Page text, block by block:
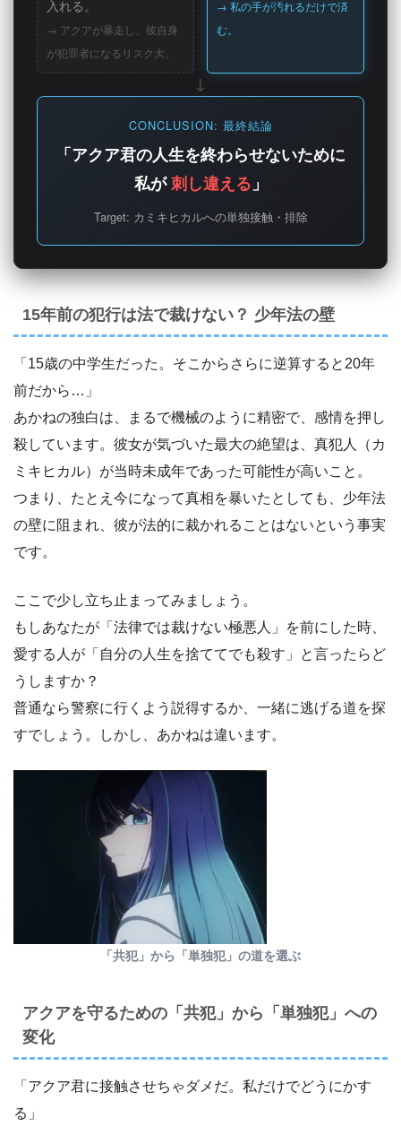
入れる。
→ アクアが暴走し、彼自身
が犯罪者になるリスク大。
→ 私の手が汚れるだけで済
む。
CONCLUSION: 最終結論
「アクア君の人生を終わらせないために
私が刺し違える 」
Target: カミキヒカルへの単独接触・排除
15年前の犯行は法で裁けない？ 少年法の壁
「15歳の中学生だった。そこからさらに逆算すると20年
前だから…」
あかねの独白は、まるで機械のように精密で、感情を押し
殺しています。彼女が気づいた最大の絶望は、真犯人（カ
ミキヒカル）が当時未成年であった可能性が高いこと。
つまり、たとえ今になって真相を暴いたとしても、少年法
の壁に阻まれ、彼が法的に裁かれることはないという事実
です。
ここで少し立ち止まってみましょう。
もしあなたが「法律では裁けない極悪人」を前にした時、
愛する人が「自分の人生を捨ててでも殺す」と言ったらど
うしますか？
普通なら警察に行くよう説得するか、一緒に逃げる道を探
すでしょう。しかし、あかねは違います。
「共犯」から「単独犯」の道を選ぶ
アクアを守るための「共犯」から「単独犯」への
変化
「アクア君に接触させちゃダメだ。私だけでどうにかす
る」